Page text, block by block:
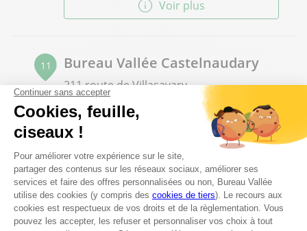
Voir plus
11
61.88 km
Bureau Vallée Castelnaudary
211 route de Villasavary
11400 Castelnaudary
Ouvert 09:00 - 12:30 et 13:30 - 19:00
Voir plus
12 Bureau Vallée Saint Girons